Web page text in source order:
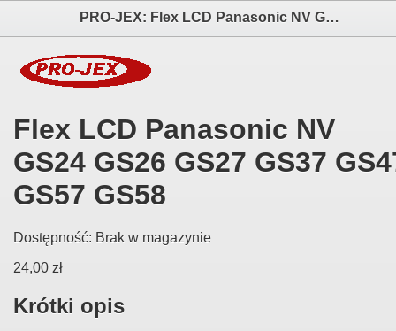
PRO-JEX: Flex LCD Panasonic NV GS24 GS26 GS27 GS37 GS47 GS57 GS58 elektronika i akcesoria aparatów fotograficznych
Flex LCD Panasonic NV
GS24 GS26 GS27 GS37
GS57 GS58
Dostępność: Brak w magazynie
24,00 zł
Krótki opis